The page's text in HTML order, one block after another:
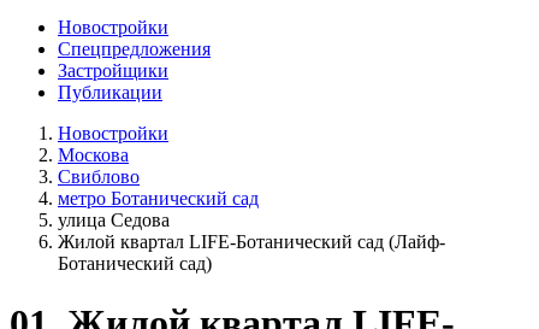
Новостройки
Спецпредложения
Застройщики
Публикации
Новостройки
Москова
Свиблово
метро Ботанический сад
улица Седова
Жилой квартал LIFE-Ботанический сад (Лайф-
Ботанический сад)